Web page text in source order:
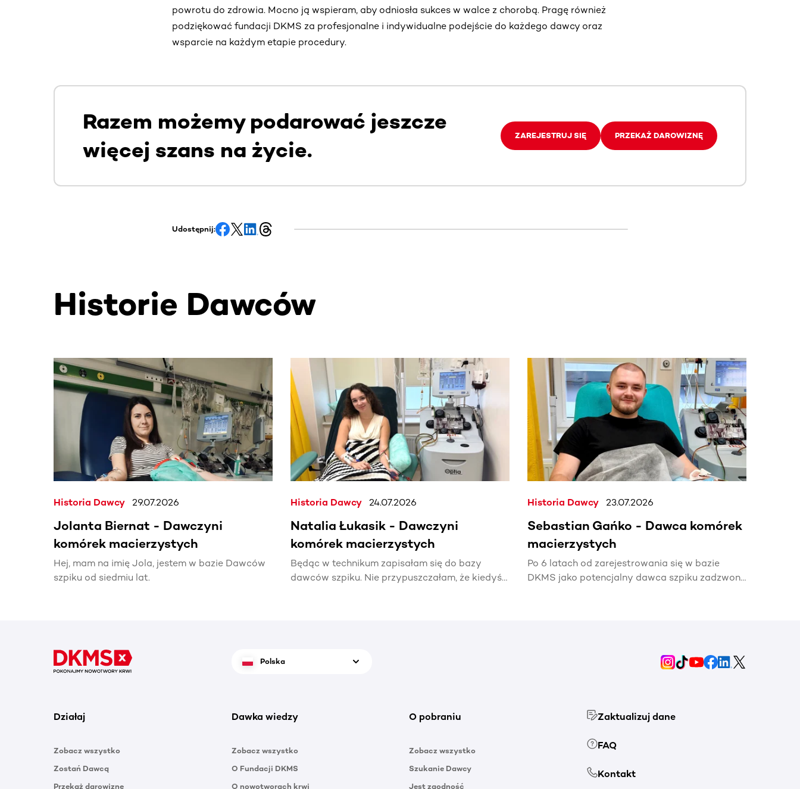
powrotu do zdrowia. Mocno ją wspieram, aby odniosła sukces w walce z chorobą. Pragę również
podziękować fundacji DKMS za profesjonalne i indywidualne podejście do każdego dawcy oraz
wsparcie na każdym etapie procedury.
Razem możemy podarować jeszcze
więcej szans na życie.
ZAREJESTRUJ SIĘ PRZEKAŻ DAROWIZNĘ
Udostępnij:
Historie Dawców
Ta sekcja zawiera treści przewijane w poziomie. Użyj klawisza Tab lub przesuń palcem, aby zobaczyć więcej.
Historia Dawcy 29.07.2026
Jolanta Biernat - Dawczyni
komórek macierzystych
Hej, mam na imię Jola, jestem w bazie Dawców
szpiku od siedmiu lat.
Historia Dawcy 24.07.2026
Natalia Łukasik - Dawczyni
komórek macierzystych
Będąc w technikum zapisałam się do bazy
dawców szpiku. Nie przypuszczałam, że kiedyś
Historia Dawcy 23.07.2026
Sebastian Gańko - Dawca komórek
macierzystych
Po 6 latach od zarejestrowania się w bazie
DKMS jako potencjalny dawca szpiku zadzwonił
Polska
Działaj
Zobacz wszystko
Zostań Dawcą
Przekaż darowiznę
Dawka wiedzy
Zobacz wszystko
O Fundacji DKMS
O nowotworach krwi
O pobraniu
Zobacz wszystko
Szukanie Dawcy
Jest zgodność
Zaktualizuj dane
FAQ
Kontakt